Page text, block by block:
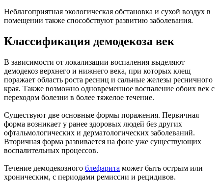
Неблагоприятная экологическая обстановка и сухой воздух в
помещении также способствуют развитию заболевания.
Классификация демодекоза век
В зависимости от локализации воспаления выделяют
демодекоз верхнего и нижнего века, при которых клещ
поражает область роста ресниц и сальные железы ресничного
края. Также возможно одновременное воспаление обоих век с
переходом болезни в более тяжелое течение.
Существуют две основные формы поражения. Первичная
форма возникает у ранее здоровых людей без других
офтальмологических и дерматологических заболеваний.
Вторичная форма развивается на фоне уже существующих
воспалительных процессов.
Течение демодекозного блефарита может быть острым или
хроническим, с периодами ремиссии и рецидивов.